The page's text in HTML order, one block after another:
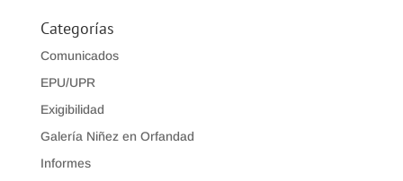
Categorías
Comunicados
EPU/UPR
Exigibilidad
Galería Niñez en Orfandad
Informes